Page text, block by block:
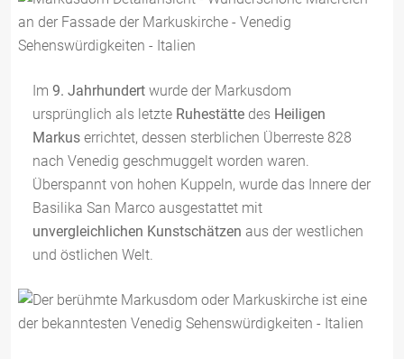
Im 9. Jahrhundert wurde der Markusdom
ursprünglich als letzte Ruhestätte des Heiligen
Markus errichtet, dessen sterblichen Überreste 828
nach Venedig geschmuggelt worden waren.
Überspannt von hohen Kuppeln, wurde das Innere der
Basilika San Marco ausgestattet mit
unvergleichlichen Kunstschätzen aus der westlichen
und östlichen Welt.